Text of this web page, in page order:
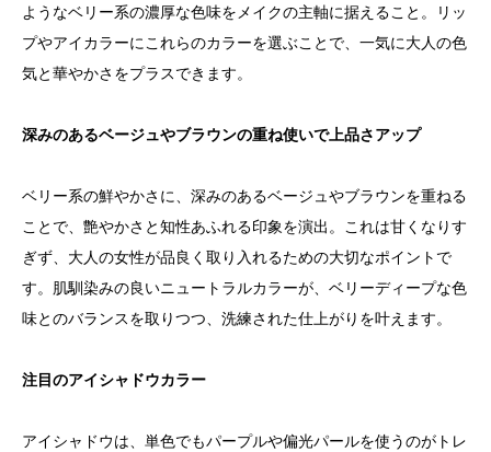
ようなベリー系の濃厚な色味をメイクの主軸に据えること。リッ
プやアイカラーにこれらのカラーを選ぶことで、一気に大人の色
気と華やかさをプラスできます。
深みのあるベージュやブラウンの重ね使いで上品さアップ
ベリー系の鮮やかさに、深みのあるベージュやブラウンを重ねる
ことで、艶やかさと知性あふれる印象を演出。これは甘くなりす
ぎず、大人の女性が品良く取り入れるための大切なポイントで
す。肌馴染みの良いニュートラルカラーが、ベリーディープな色
味とのバランスを取りつつ、洗練された仕上がりを叶えます。
注目のアイシャドウカラー
アイシャドウは、単色でもパープルや偏光パールを使うのがトレ